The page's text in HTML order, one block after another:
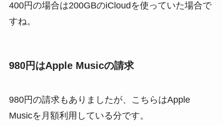
400円の場合は200GBのiCloudを使っていた場合で
すね。
980円はApple Musicの請求
980円の請求もありましたが、こちらはApple
Musicを月額利用している分です。